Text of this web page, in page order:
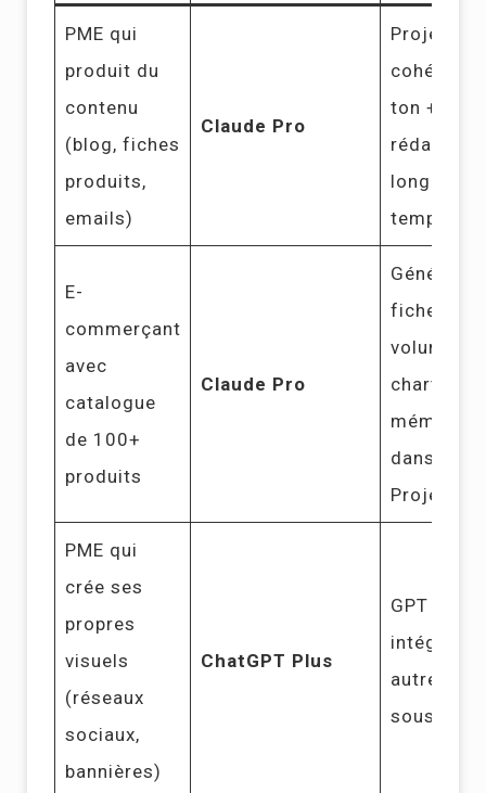
PME qui
produit du
contenu
(blog, fiches
produits,
emails)
Claude Pro
Projects +
ton +
rédaction
longue =
temps
E-
commerçant
avec
catalogue
de 100+
produits
Claude Pro
fiches en
volume
charte
dans un
Project
PME qui
crée ses
propres
visuels
(réseaux
sociaux,
bannières)
ChatGPT Plus
GPT
intégré,
autre
souscrire